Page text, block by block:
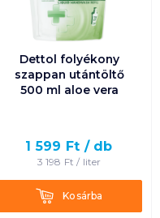
Dettol folyékony
szappan utántöltő
500 ml aloe vera
1 599 Ft / db
3 198 Ft / liter
KosárbaKosárba